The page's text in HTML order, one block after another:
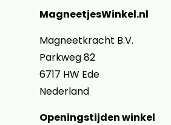
MagneetjesWinkel.nl
Magneetkracht B.V.
Parkweg 82
6717 HW Ede
Nederland
Openingstijden winkel